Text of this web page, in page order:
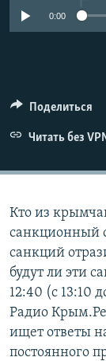
ПОБЕДИТЕЛЕЙ
УКРАИНСКАЯ
0:00
Поделиться
Читать без
Кто из
санкционный
санкций
будут ли эти
12:40 (c 13:10
Радио
ищет ответы
постоянного